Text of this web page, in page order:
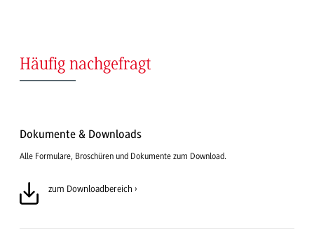
Häufig nachgefragt
Dokumente & Downloads
Alle Formulare, Broschüren und Dokumente zum Download.
zum Downloadbereich